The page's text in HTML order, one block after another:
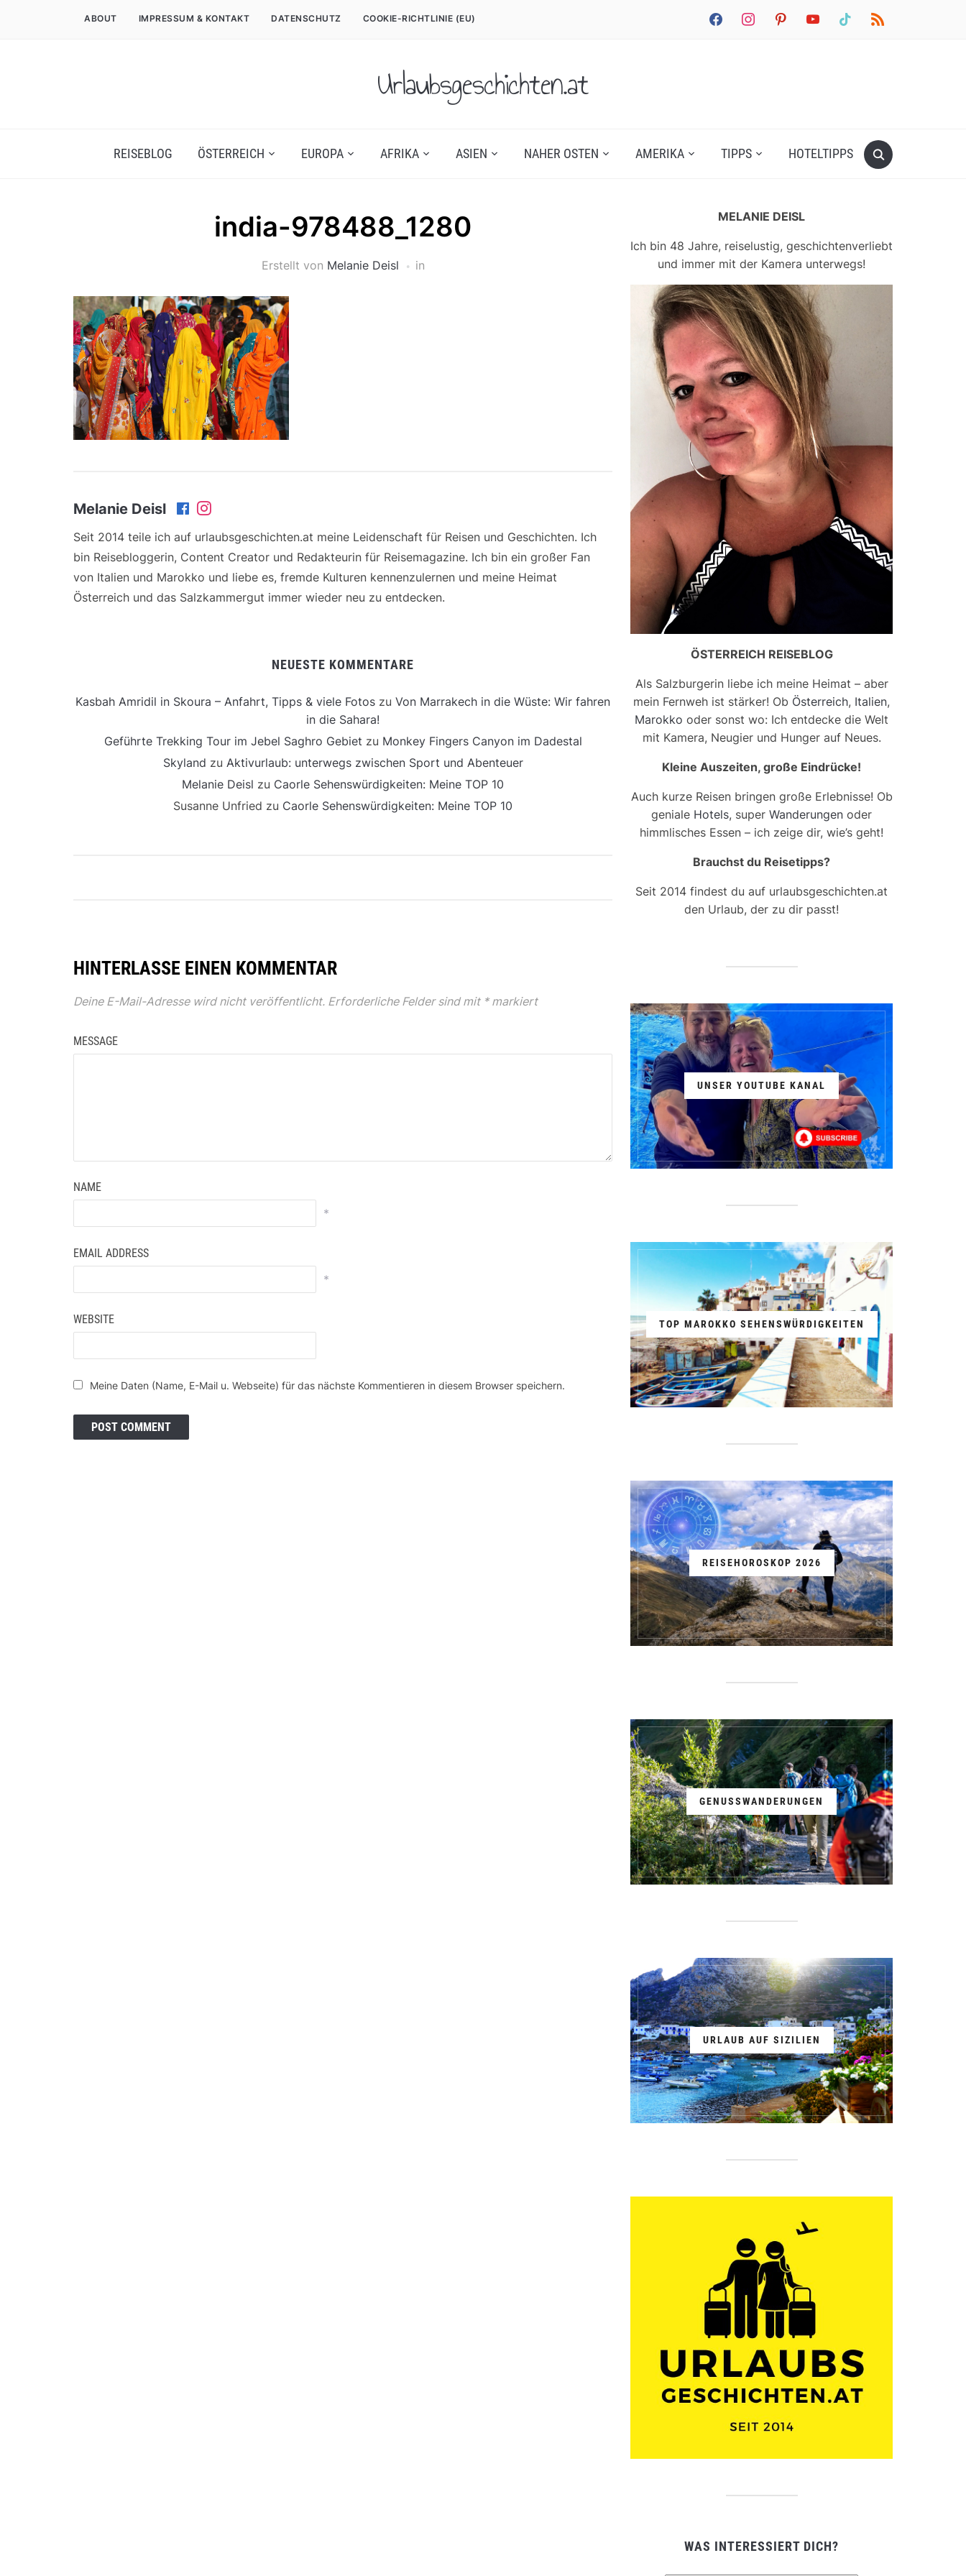
facebookinstagrampinterestyoutube tiktok rss
ABOUT IMPRESSUM & KONTAKT DATENSCHUTZ COOKIE-RICHTLINIE (EU)
Urlaubsgeschichten.at
REISEBLOG ÖSTERREICH EUROPA AFRIKA ASIEN NAHER OSTEN AMERIKA TIPPS HOTELTIPPS
india-978488_1280
Erstellt von Melanie Deisl in
Melanie Deisl
Seit 2014 teile ich auf urlaubsgeschichten.at meine Leidenschaft für Reisen und Geschichten. Ich
bin Reisebloggerin, Content Creator und Redakteurin für Reisemagazine. Ich bin ein großer Fan
von Italien und Marokko und liebe es, fremde Kulturen kennenzulernen und meine Heimat
Österreich und das Salzkammergut immer wieder neu zu entdecken.
NEUESTE KOMMENTARE
Kasbah Amridil in Skoura – Anfahrt, Tipps & viele Fotos zu Von Marrakech in die Wüste: Wir fahren
in die Sahara!
Geführte Trekking Tour im Jebel Saghro Gebiet zu Monkey Fingers Canyon im Dadestal
Skyland zu Aktivurlaub: unterwegs zwischen Sport und Abenteuer
Melanie Deisl zu Caorle Sehenswürdigkeiten: Meine TOP 10
Susanne Unfried zu Caorle Sehenswürdigkeiten: Meine TOP 10
HINTERLASSE EINEN KOMMENTAR
Deine E-Mail-Adresse wird nicht veröffentlicht. Erforderliche Felder sind mit *markiert
MESSAGE
NAME
*
EMAIL ADDRESS
*
WEBSITE
Meine Daten (Name, E-Mail u. Webseite) für das nächste Kommentieren in diesem Browser speichern.
MELANIE DEISL
Ich bin 48 Jahre, reiselustig, geschichtenverliebt
und immer mit der Kamera unterwegs!
ÖSTERREICH REISEBLOG
Als Salzburgerin liebe ich meine Heimat – aber
mein Fernweh ist stärker! Ob Österreich, Italien,
Marokko oder sonst wo: Ich entdecke die Welt
mit Kamera, Neugier und Hunger auf Neues.
Kleine Auszeiten, große Eindrücke!
Auch kurze Reisen bringen große Erlebnisse! Ob
geniale Hotels, super Wanderungen oder
himmlisches Essen – ich zeige dir, wie’s geht!
Brauchst du Reisetipps?
Seit 2014 findest du auf urlaubsgeschichten.at
den Urlaub, der zu dir passt!
UNSER YOUTUBE KANAL
TOP MAROKKO SEHENSWÜRDIGKEITEN
REISEHOROSKOP 2026
GENUSSWANDERUNGEN
URLAUB AUF SIZILIEN
WAS INTERESSIERT DICH?